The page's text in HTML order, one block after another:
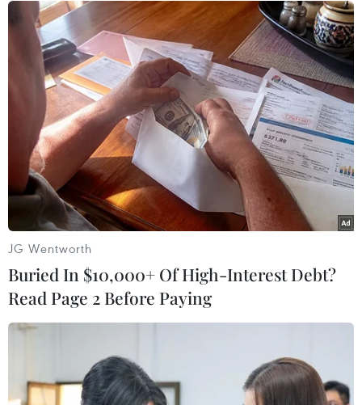
#nước hoa giả #hàng giả
#Lư Hưng Phát
#Trần Thị Bích Liên
Tp. Hồ Chí Minh
Theo dõi VietnamPlus
JG Wentworth
Buried In $10,000+ Of High-Interest Debt?
Read Page 2 Before Paying